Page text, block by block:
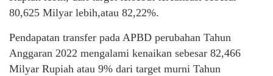
80,625 Milyar lebih,atau 82,22%.
Pendapatan transfer pada APBD perubahan Tahun
Anggaran 2022 mengalami kenaikan sebesar 82,466
Milyar Rupiah atau 9% dari target murni Tahun